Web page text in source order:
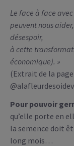
Le face à face
peuvent nous
désespoir,
à cette
économique). »
(Extrait de la page
Pour pouvoir
qu’elle porte en
la semence doit
long mois…